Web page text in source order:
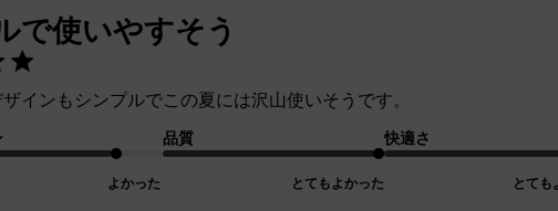
で使いやすそう
インもシンプルでこの夏には沢山使いそうです。
よかった
品質
とてもよかった
快適さ
とても